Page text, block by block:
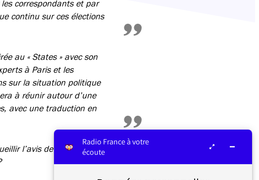
correspondants et par
continu sur ces élections
au « States » avec son
à Paris et les
sur la situation politique
à réunir autour d’une
avec une traduction en
l’avis de citoyens
Radio France à votre
écoute